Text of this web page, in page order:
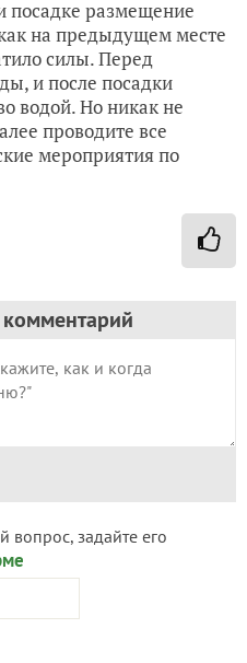
посадке размещение
на предыдущем месте
силы. Перед
и после посадки
водой. Но никак не
проводите все
мероприятия по
комментарий
вопрос, задайте его